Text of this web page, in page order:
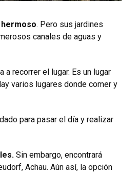
hermoso. Pero sus jardines
canales de aguas y
recorrer el lugar. Es un lugar
varios lugares donde comer y
para pasar el día y realizar
Sin embargo, encontrará
Achau. Aún así, la opción